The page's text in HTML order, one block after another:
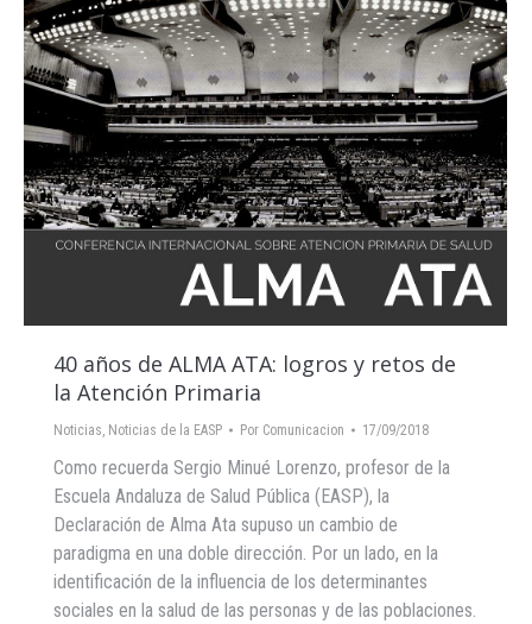
40 años de ALMA ATA: logros y retos de
la Atención Primaria
Noticias, Noticias de la EASP Por Comunicacion 17/09/2018
Como recuerda Sergio Minué Lorenzo, profesor de la
Escuela Andaluza de Salud Pública (EASP), la
Declaración de Alma Ata supuso un cambio de
paradigma en una doble dirección. Por un lado, en la
identificación de la influencia de los determinantes
sociales en la salud de las personas y de las poblaciones.